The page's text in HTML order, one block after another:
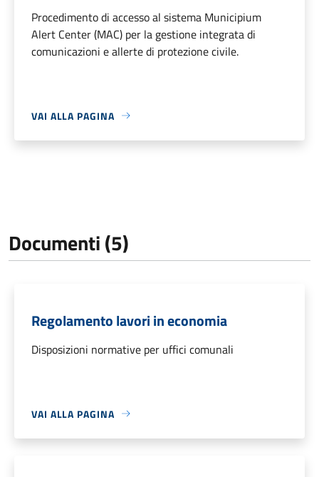
Procedimento di accesso al sistema Municipium
Alert Center (MAC) per la gestione integrata di
comunicazioni e allerte di protezione civile.
VAI ALLA PAGINA
Documenti (5)
Regolamento lavori in economia
Disposizioni normative per uffici comunali
VAI ALLA PAGINA